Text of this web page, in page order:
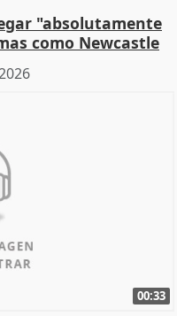
"absolutamente
como Newcastle
00:33